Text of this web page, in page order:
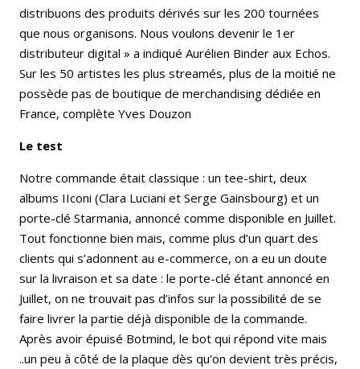
distribuons des produits dérivés sur les 200 tournées
que nous organisons. Nous voulons devenir le 1er
distributeur digital » a indiqué Aurélien Binder aux Echos.
Sur les 50 artistes les plus streamés, plus de la moitié ne
possède pas de boutique de merchandising dédiée en
France, complète Yves Douzon
Le test
Notre commande était classique : un tee-shirt, deux
albums IIconi (Clara Luciani et Serge Gainsbourg) et un
porte-clé Starmania, annoncé comme disponible en Juillet.
Tout fonctionne bien mais, comme plus d’un quart des
clients qui s’adonnent au e-commerce, on a eu un doute
sur la livraison et sa date : le porte-clé étant annoncé en
Juillet, on ne trouvait pas d’infos sur la possibilité de se
faire livrer la partie déjà disponible de la commande.
Après avoir épuisé Botmind, le bot qui répond vite mais
..un peu à côté de la plaque dès qu'on devient très précis,